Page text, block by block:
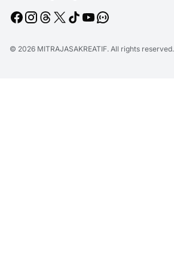
© 2026 MITRAJASAKREATIF. All rights reserved.